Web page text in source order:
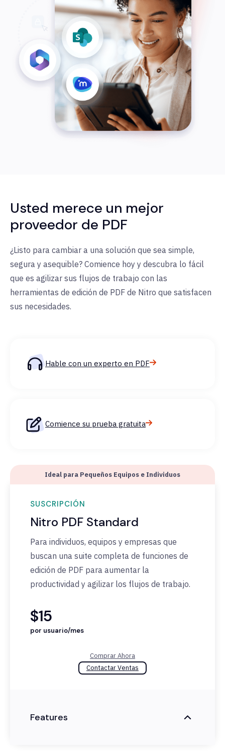
Usted merece un mejor
proveedor de PDF
¿Listo para cambiar a una solución que sea simple,
segura y asequible? Comience hoy y descubra lo fácil
que es agilizar sus flujos de trabajo con las
herramientas de edición de PDF de Nitro que satisfacen
sus necesidades.
Hable con un experto en PDF
Comience su prueba gratuita
Ideal para Pequeños Equipos e Individuos
SUSCRIPCIÓN
Nitro PDF Standard
Para individuos, equipos y empresas que
buscan una suite completa de funciones de
edición de PDF para aumentar la
productividad y agilizar los flujos de trabajo.
$15
por usuario/mes
Comprar Ahora
Contactar Ventas
Features